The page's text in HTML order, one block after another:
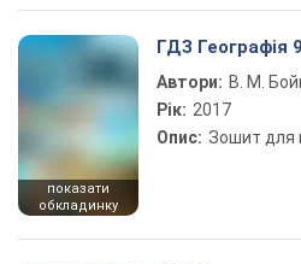
показати
обкладинку
ГДЗ Географія
Автори: В. М.
Рік: 2017
Опис: Зошит для